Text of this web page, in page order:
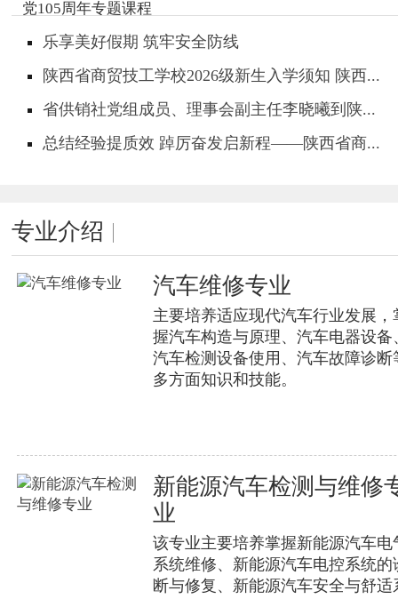
乐享美好假期 筑牢安全防线
陕西省商贸技工学校2026级新生入学须知 陕西...
省供销社党组成员、理事会副主任李晓曦到陕...
总结经验提质效 踔厉奋发启新程——陕西省商...
专业介绍
汽车维修专业
主要培养适应现代汽车行业发展，
握汽车构造与原理、汽车电器设备
汽车检测设备使用、汽车故障诊断
多方面知识和技能。
新能源汽车检测与维修
业
该专业主要培养掌握新能源汽车电
系统维修、新能源汽车电控系统的
断与修复、新能源汽车安全与舒适